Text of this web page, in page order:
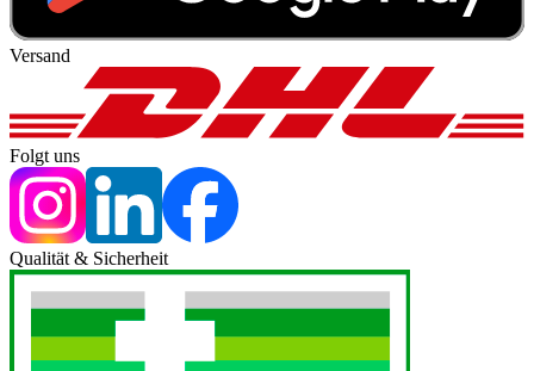
Versand
Folgt uns
Qualität & Sicherheit